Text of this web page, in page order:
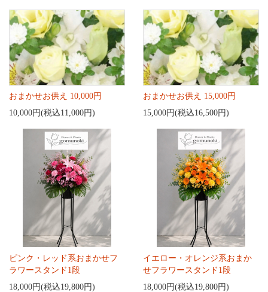
おまかせお供え 10,000円
10,000円(税込11,000円)
おまかせお供え 15,000円
15,000円(税込16,500円)
ピンク・レッド系おまかせフ
ラワースタンド1段
18,000円(税込19,800円)
イエロー・オレンジ系おまか
せフラワースタンド1段
18,000円(税込19,800円)